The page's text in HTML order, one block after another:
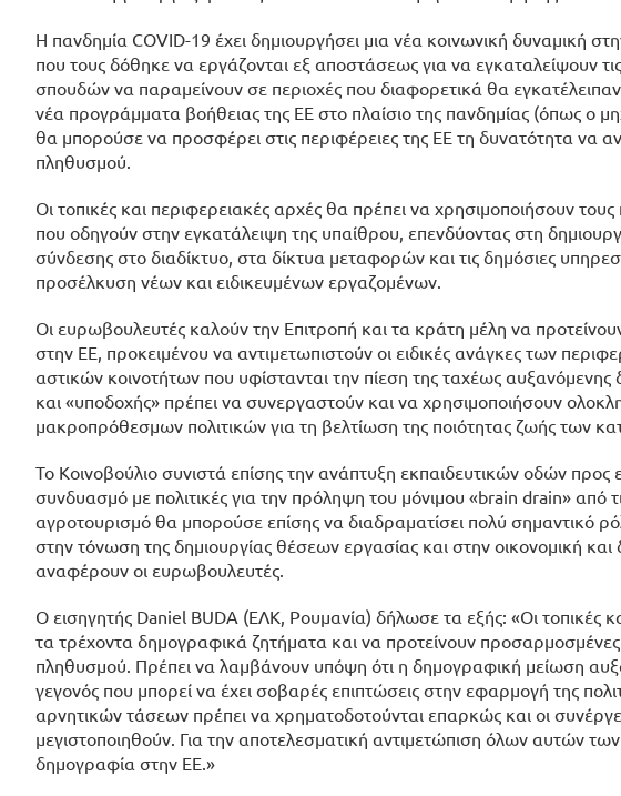
Η πανδημία COVID-19 έχει δημιουργήσει μια νέα κοινωνική δυναμική
που τους δόθηκε να εργάζονται εξ αποστάσεως για να εγκαταλείψουν
σπουδών να παραμείνουν σε περιοχές που διαφορετικά θα
νέα προγράμματα βοήθειας της ΕΕ στο πλαίσιο της πανδημίας (όπως ο
θα μπορούσε να προσφέρει στις περιφέρειες της ΕΕ τη δυνατότητα να
πληθυσμού.
Οι τοπικές και περιφερειακές αρχές θα πρέπει να χρησιμοποιήσουν
που οδηγούν στην εγκατάλειψη της υπαίθρου, επενδύοντας στη
σύνδεσης στο διαδίκτυο, στα δίκτυα μεταφορών και τις δημόσιες
προσέλκυση νέων και ειδικευμένων εργαζομένων.
Οι ευρωβουλευτές καλούν την Επιτροπή και τα κράτη μέλη να
στην ΕΕ, προκειμένου να αντιμετωπιστούν οι ειδικές ανάγκες των
αστικών κοινοτήτων που υφίστανται την πίεση της ταχέως
και «υποδοχής» πρέπει να συνεργαστούν και να χρησιμοποιήσουν
μακροπρόθεσμων πολιτικών για τη βελτίωση της ποιότητας ζωής των
Το Κοινοβούλιο συνιστά επίσης την ανάπτυξη εκπαιδευτικών οδών
συνδυασμό με πολιτικές για την πρόληψη του μόνιμου «brain drain» από
αγροτουρισμό θα μπορούσε επίσης να διαδραματίσει πολύ σημαντικό
στην τόνωση της δημιουργίας θέσεων εργασίας και στην οικονομική
αναφέρουν οι ευρωβουλευτές.
Ο εισηγητής Daniel BUDA (ΕΛΚ, Ρουμανία) δήλωσε τα εξής: «Οι τοπικές
τα τρέχοντα δημογραφικά ζητήματα και να προτείνουν
πληθυσμού. Πρέπει να λαμβάνουν υπόψη ότι η δημογραφική μείωση
γεγονός που μπορεί να έχει σοβαρές επιπτώσεις στην εφαρμογή της
αρνητικών τάσεων πρέπει να χρηματοδοτούνται επαρκώς και οι
μεγιστοποιηθούν. Για την αποτελεσματική αντιμετώπιση όλων αυτών
δημογραφία στην ΕΕ.»